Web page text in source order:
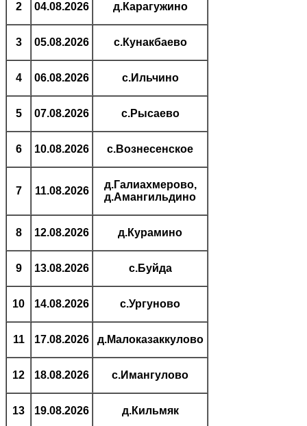
2 04.08.2026 д.Карагужино
3 05.08.2026 с.Кунакбаево
4 06.08.2026 с.Ильчино
5 07.08.2026 с.Рысаево
6 10.08.2026 с.Вознесенское
7 11.08.2026
д.Галиахмерово,
д.Амангильдино
8 12.08.2026 д.Курамино
9 13.08.2026 с.Буйда
10 14.08.2026 с.Ургуново
11 17.08.2026 д.Малоказаккулово
12 18.08.2026 с.Имангулово
13 19.08.2026 д.Кильмяк